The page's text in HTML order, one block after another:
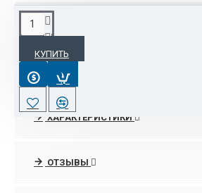
КУПИТЬ
ОПИСАНИЕ
В интернет-магазине Orgtehpoly.com
модельный ряд степлеров BULROS, при
менеджерам по тел 8 495 088 42 17 есть
предоставить специальные цены и
ХАРАКТЕРИСТИКИ
ОТЗЫВЫ